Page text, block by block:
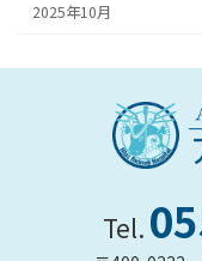
2025年10月
Tel.